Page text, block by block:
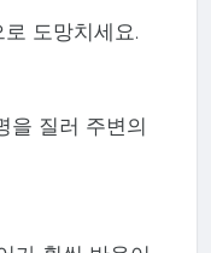
도망치세요.
을 질러 주변의